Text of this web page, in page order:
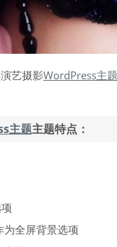
艺摄影WordPress主题
主题主题特点：
为全屏背景选项